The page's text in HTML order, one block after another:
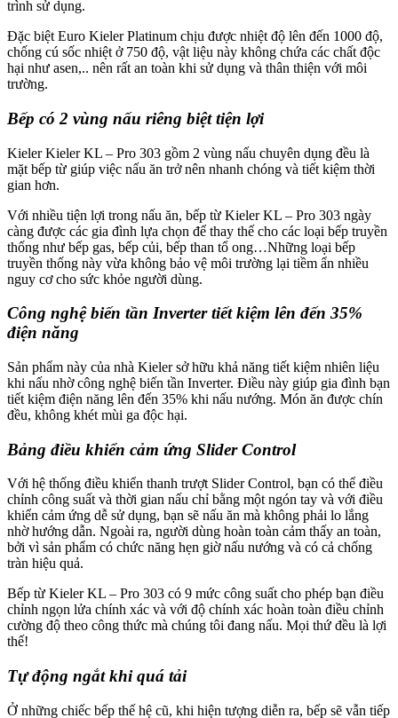
trình sử dụng.
Đặc biệt Euro Kieler Platinum chịu được nhiệt độ lên đến 1000 độ,
chống cú sốc nhiệt ở 750 độ, vật liệu này không chứa các chất độc
hại như asen,.. nên rất an toàn khi sử dụng và thân thiện với môi
trường.
Bếp có 2 vùng nấu riêng biệt tiện lợi
Kieler Kieler KL – Pro 303 gồm 2 vùng nấu chuyên dụng đều là
mặt bếp từ giúp việc nấu ăn trở nên nhanh chóng và tiết kiệm thời
gian hơn.
Với nhiều tiện lợi trong nấu ăn, bếp từ Kieler KL – Pro 303 ngày
càng được các gia đình lựa chọn để thay thế cho các loại bếp truyền
thống như bếp gas, bếp củi, bếp than tổ ong…Những loại bếp
truyền thống này vừa không bảo vệ môi trường lại tiềm ẩn nhiều
nguy cơ cho sức khỏe người dùng.
Công nghệ biến tần Inverter tiết kiệm lên đến 35%
điện năng
Sản phẩm này của nhà Kieler sở hữu khả năng tiết kiệm nhiên liệu
khi nấu nhờ công nghệ biến tần Inverter. Điều này giúp gia đình bạn
tiết kiệm điện năng lên đến 35% khi nấu nướng. Món ăn được chín
đều, không khét mùi ga độc hại.
Bảng điều khiển cảm ứng Slider Control
Với hệ thống điều khiển thanh trượt Slider Control, bạn có thể điều
chỉnh công suất và thời gian nấu chỉ bằng một ngón tay và với điều
khiển cảm ứng dễ sử dụng, bạn sẽ nấu ăn mà không phải lo lắng
nhờ hướng dẫn. Ngoài ra, người dùng hoàn toàn cảm thấy an toàn,
bởi vì sản phẩm có chức năng hẹn giờ nấu nướng và có cả chống
tràn hiệu quả.
Bếp từ Kieler KL – Pro 303 có 9 mức công suất cho phép bạn điều
chỉnh ngọn lửa chính xác và với độ chính xác hoàn toàn điều chỉnh
cường độ theo công thức mà chúng tôi đang nấu. Mọi thứ đều là lợi
thế!
Tự động ngắt khi quá tải
Ở những chiếc bếp thế hệ cũ, khi hiện tượng diễn ra, bếp sẽ vẫn tiếp